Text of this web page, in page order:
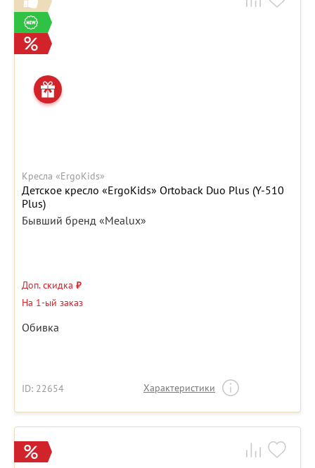
Кресла «ErgoKids»
Детское кресло «ErgoKids» Ortoback Duo Plus (Y-510
Plus)
Бывший бренд «Mealux»
Доп. скидка ₽
На 1-ый заказ
Обивка
ID: 22654 Характеристики